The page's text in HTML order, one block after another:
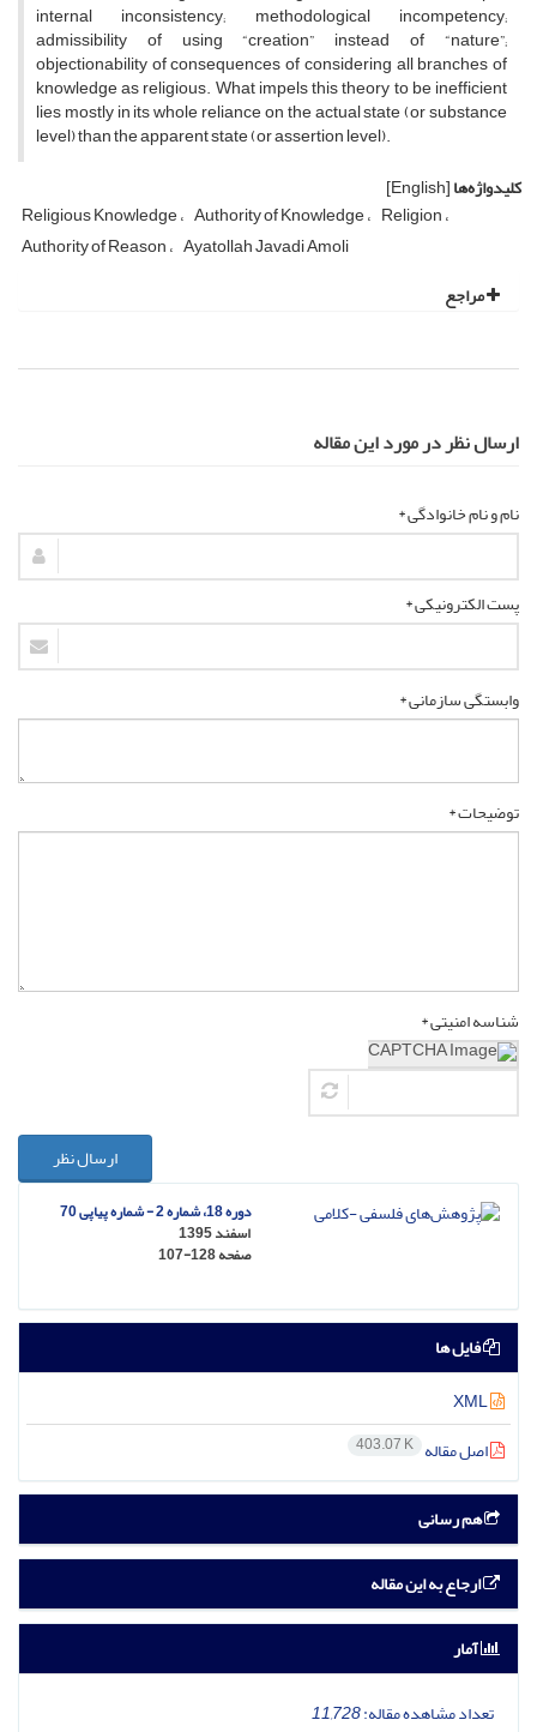
internal inconsistency; methodological incompetency;
admissibility of using “creation” instead of “nature”;
objectionability of consequences of considering all branches of
knowledge as religious. What impels this theory to be inefficient
lies mostly in its whole reliance on the actual state (or substance
level) than the apparent state (or assertion level).
کلیدواژه‌ها[English]
Religious Knowledge Authority of Knowledge Religion
Authority of Reason Ayatollah Javadi Amoli
مراجع
ارسال نظر در مورد این مقاله
نام و نام خانوادگی *
پست الکترونیکی *
وابستگی سازمانی *
توضیحات *
شناسه امنیتی *
ارسال نظر
دوره 18، شماره 2 - شماره پیاپی 70
اسفند 1395
صفحه107-128
فایل ها
اصل مقاله 403.07 K
هم رسانی
ارجاع به این مقاله
آمار
تعداد مشاهده مقاله:11,728